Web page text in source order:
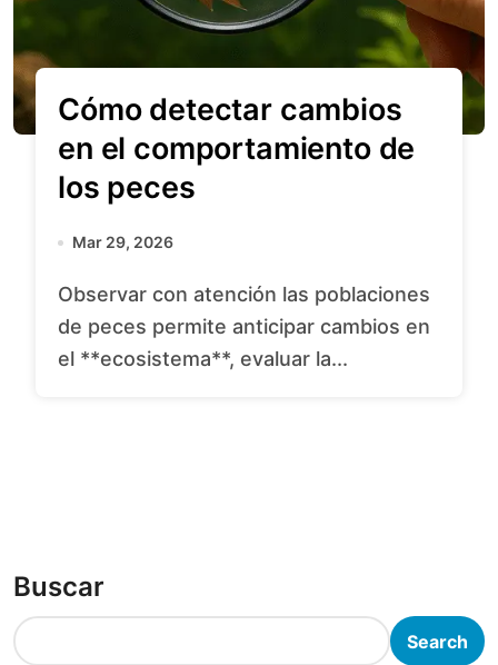
Cómo detectar cambios
en el comportamiento de
los peces
Mar 29, 2026
Observar con atención las poblaciones
de peces permite anticipar cambios en
el **ecosistema**, evaluar la...
Buscar
Search